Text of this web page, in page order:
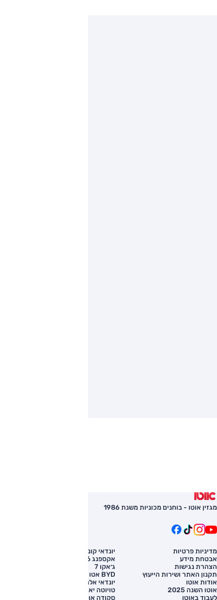
מגזין אוטו - בוחנים מכוניות משנת 1986
מדיניות פרטיות
אבטחת מידע
הצהרת נגישות
תקנון האתר ושירות הייעוץ
אודות אוטו
אוטו השנה 2025
לעבוד באוטו
יונדאי קונה
אקספנג G6
ג׳אקו 7
BYD אטו 3
יונדאי אלנטרה
טויוטה יאריס קרוס
סקודה אוקטביה